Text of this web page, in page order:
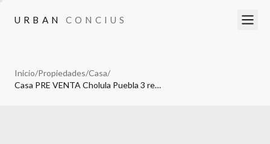
URBAN CONCIUS
URBAN CONCIUS
Inicio/Propiedades/Casa/
Casa PRE VENTA Cholula Puebla 3 recamaras